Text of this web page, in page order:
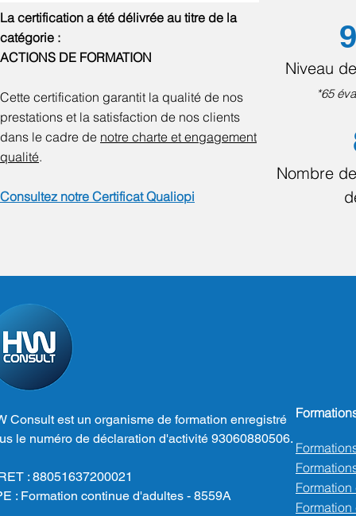
La certification a été délivrée au titre de la
catégorie :
ACTIONS DE FORMATION
Cette certification garantit la qualité de nos
prestations et la satisfaction de nos clients
dans le cadre de notre charte et engagement
qualité.
Consultez notre Certificat Qualiopi
Niveau
*65
Nombre
Consult est un organisme de formation enregistré
le numéro de déclaration d'activité 93060880506.
: 88051637200021
: Formation continue d'adultes - 8559A